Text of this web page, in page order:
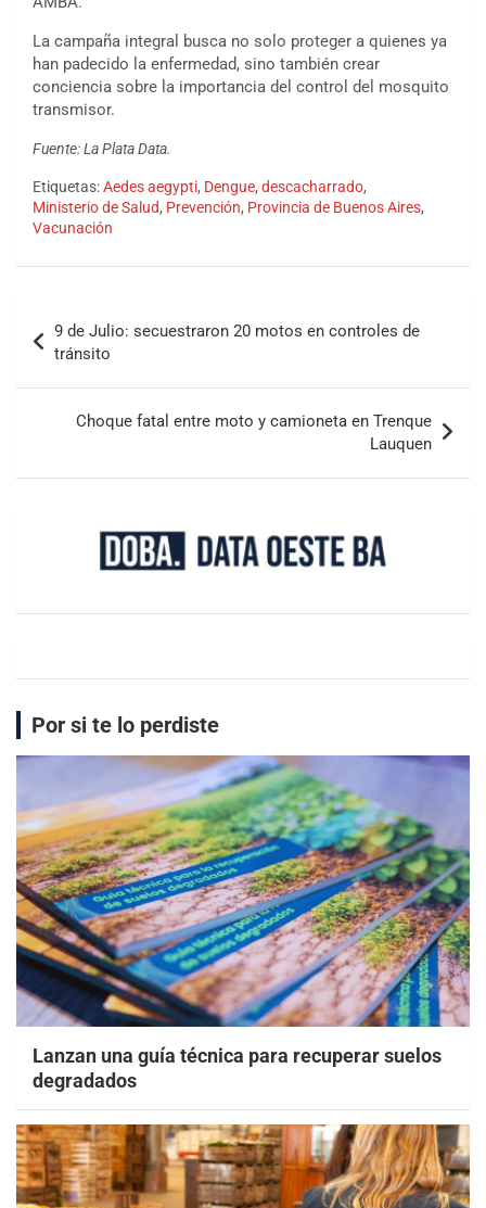
La campaña integral busca no solo proteger a quienes ya
han padecido la enfermedad, sino también crear
conciencia sobre la importancia del control del mosquito
transmisor.
Fuente: La Plata Data.
Etiquetas:Aedes aegypti, Dengue, descacharrado,
Ministerio de Salud, Prevención, Provincia de Buenos Aires,
Vacunación
9 de Julio: secuestraron 20 motos en controles de
tránsito
Choque fatal entre moto y camioneta en Trenque
Lauquen
Por si te lo perdiste
Lanzan una guía técnica para recuperar suelos
degradados